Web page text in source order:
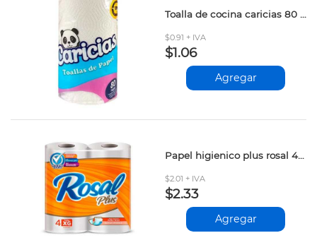
Toalla de cocina caricias 80 hojas prs
$0.91 + IVA
$1.06
Agregar
Papel higienico plus rosal 400hj.4r.100120407 prs
$2.01 + IVA
$2.33
Agregar